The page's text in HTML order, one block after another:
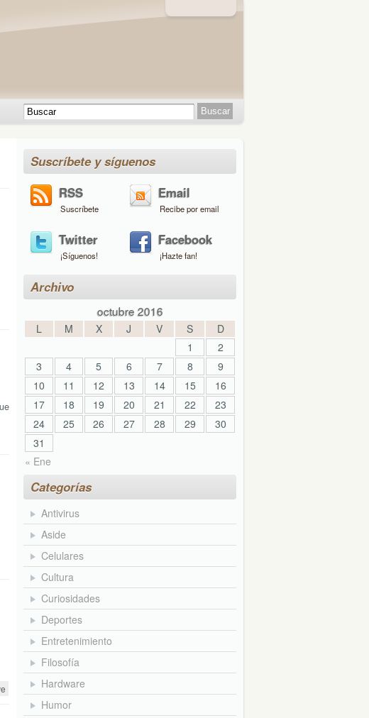
Suscríbete y síguenos
RSS
Suscríbete
Email
Recibe por email
Twitter
¡Síguenos!
Facebook
¡Hazte fan!
Archivo
octubre 2016
L M X J V S D
« Ene
1
2
3
4 5 6 7 8
9
10
11 12 13 14 15
16
17
18 19 20 21 22
23
24
25 26 27 28 29
30
31
Categorías
Antivirus
Aside
Celulares
Cultura
Curiosidades
Deportes
Entretenimiento
Filosofía
Hardware
Humor